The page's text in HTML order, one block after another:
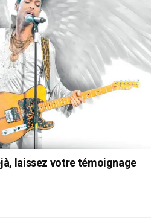
laissez votre témoignage